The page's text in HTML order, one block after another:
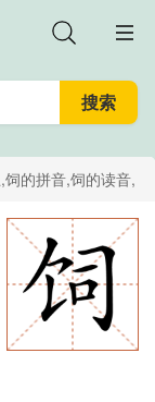
的拼音,饲的读音,